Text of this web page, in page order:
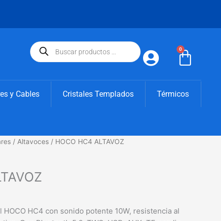
Búsqueda
de
productos
0
y Cables Cristales Templados Térmicos
/ Altavoces / HOCO HC4 ALTAVOZ
HC4 con sonido potente 10W, resistencia al